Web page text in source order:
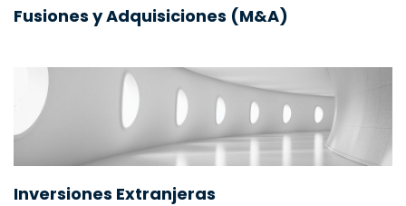
Fusiones y Adquisiciones (M&A)
Inversiones Extranjeras